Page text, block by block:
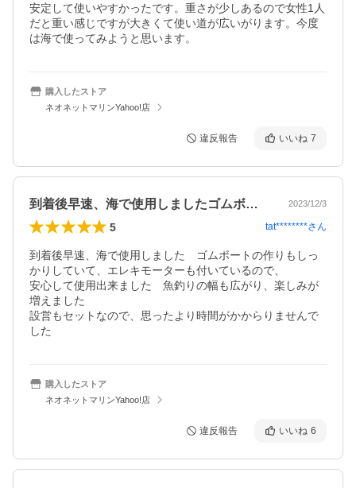
安定して使いやすかったです。重さが少しあるので女性1人
だと重い感じですが大きくて使い道が広いがります。今度
は海で使ってみようと思います。
購入したストア
ネオネットマリンYahoo!店
違反報告 いいね 7
到着後早速、海で使用しましたゴムボート… 2023/12/3
5 tat********さん
到着後早速、海で使用しました　ゴムボートの作りもしっ
かりしていて、エレキモーターも付いているので、
安心して使用出来ました　魚釣りの幅も広がり、楽しみが
増えました
設営もセットなので、思ったより時間がかからりませんで
した
購入したストア
ネオネットマリンYahoo!店
違反報告 いいね 6